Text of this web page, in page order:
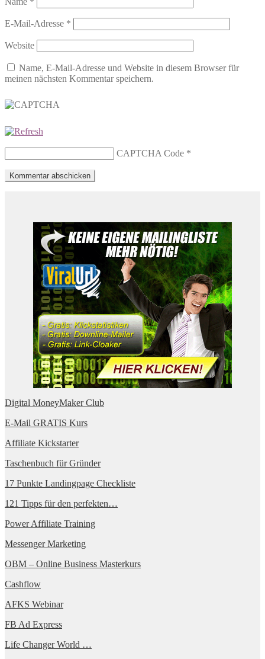
E-Mail-Adresse *
Website
Name, E-Mail-Adresse und Website in diesem Browser für
meinen nächsten Kommentar speichern.
CAPTCHA Code *
Digital MoneyMaker Club
E-Mail GRATIS Kurs
Affiliate Kickstarter
Taschenbuch für Gründer
17 Punkte Landingpage Checkliste
121 Tipps für den perfekten…
Power Affiliate Training
Messenger Marketing
OBM – Online Business Masterkurs
Cashflow
AFKS Webinar
FB Ad Express
Life Changer World …